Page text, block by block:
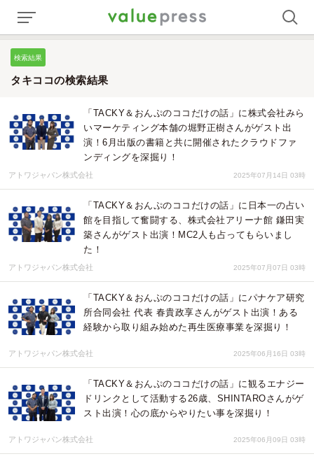
検索結果
タキココの検索結果
「TACKY＆おんぷのココだけの話」に株式会社みら
いマーケティング本舗の堀野正樹さんがゲスト出
演！6月出版の書籍と共に開催されたクラウドファ
ンディングを深掘り！
アトワジャパン株式会社 2025年07月14日 03時
「TACKY＆おんぷのココだけの話」に日本一の占い
館を目指して奮闘する、株式会社アリーナ館 鎌田実
築さんがゲスト出演！MC2人も占ってもらいまし
た！
アトワジャパン株式会社 2025年07月07日 03時
「TACKY＆おんぷのココだけの話」にパナケア研究
所合同会社 代表 春貴政享さんがゲスト出演！ある
経験から取り組み始めた再生医療事業を深掘り！
アトワジャパン株式会社 2025年06月16日 03時
「TACKY＆おんぷのココだけの話」に観るエナジー
ドリンクとして活動する26歳、SHINTAROさんがゲ
スト出演！心の底からやりたい事を深掘り！
アトワジャパン株式会社 2025年06月09日 03時